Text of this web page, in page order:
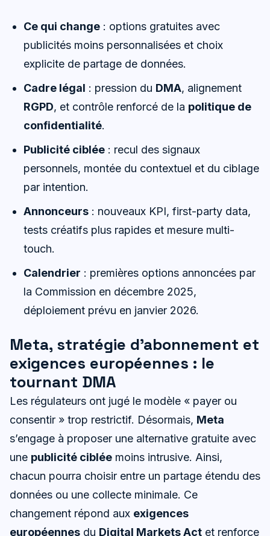
Ce qui change : options gratuites avec
publicités moins personnalisées et choix
explicite de partage de données.
Cadre légal : pression du DMA, alignement
RGPD, et contrôle renforcé de la politique de
confidentialité.
Publicité ciblée : recul des signaux
personnels, montée du contextuel et du ciblage
par intention.
Annonceurs : nouveaux KPI, first-party data,
tests créatifs plus rapides et mesure multi-
touch.
Calendrier : premières options annoncées par
la Commission en décembre 2025,
déploiement prévu en janvier 2026.
Meta, stratégie d’abonnement et
exigences européennes : le
tournant DMA
Les régulateurs ont jugé le modèle « payer ou
consentir » trop restrictif. Désormais, Meta
s’engage à proposer une alternative gratuite avec
une publicité ciblée moins intrusive. Ainsi,
chacun pourra choisir entre un partage étendu des
données ou une collecte minimale. Ce
changement répond aux exigences
européennes du Digital Markets Act et renforce